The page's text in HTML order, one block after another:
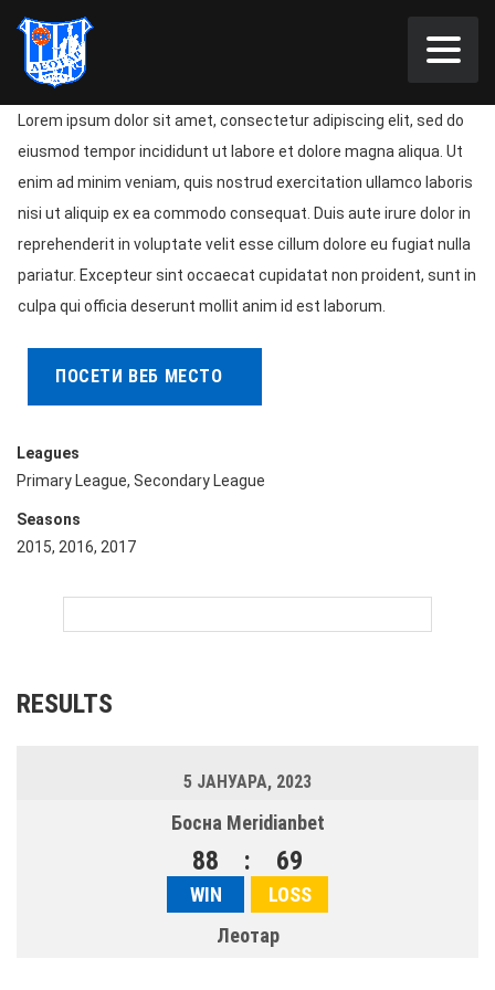
Lorem ipsum dolor sit amet, consectetur adipiscing elit, sed do
eiusmod tempor incididunt ut labore et dolore magna aliqua. Ut
enim ad minim veniam, quis nostrud exercitation ullamco laboris
nisi ut aliquip ex ea commodo consequat. Duis aute irure dolor in
reprehenderit in voluptate velit esse cillum dolore eu fugiat nulla
pariatur. Excepteur sint occaecat cupidatat non proident, sunt in
culpa qui officia deserunt mollit anim id est laborum.
Leagues
Primary League, Secondary League
Seasons
2015, 2016, 2017
RESULTS
5 ЈАНУАРА, 2023
Босна Meridianbet
88
WIN
: 69
LOSS
Леотар